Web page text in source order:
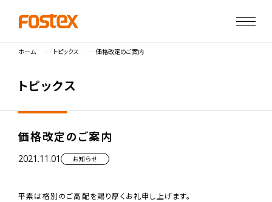
ホーム トピックス 価格改定のご案内
トピックス
価格改定のご案内
2021.11.01 お知らせ
平素は格別のご高配を賜り厚くお礼申し上げます。